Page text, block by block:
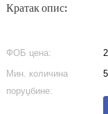
Кратак опис:
ФОБ цена:
Мин. количина
поруџбине: